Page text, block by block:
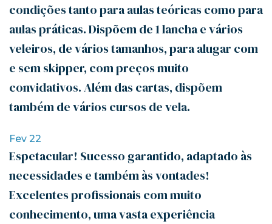
condições tanto para aulas teóricas como para
aulas práticas. Dispõem de 1 lancha e vários
veleiros, de vários tamanhos, para alugar com
e sem skipper, com preços muito
convidativos. Além das cartas, dispõem
também de vários cursos de vela.
Fev 22
Espetacular! Sucesso garantido, adaptado às
necessidades e também às vontades!
Excelentes profissionais com muito
conhecimento, uma vasta experiência